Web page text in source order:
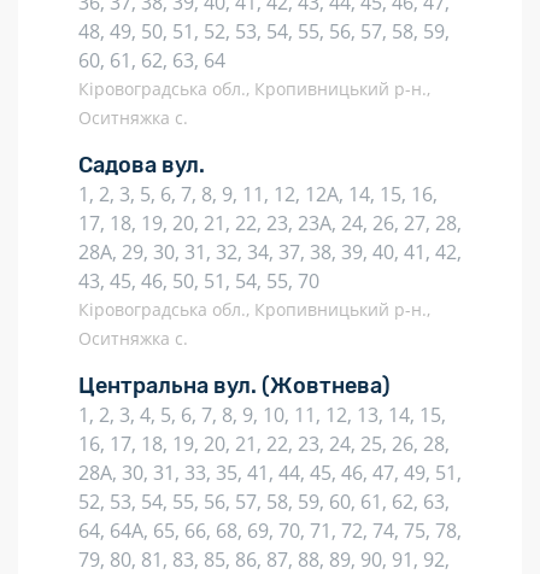
48, 49, 50, 51, 52, 53, 54, 55, 56, 57, 58, 59,
60, 61, 62, 63, 64
Кіровоградська обл., Кропивницький р-н.,
Оситняжка с.
Садова вул.
1, 2, 3, 5, 6, 7, 8, 9, 11, 12, 12А, 14, 15, 16,
17, 18, 19, 20, 21, 22, 23, 23А, 24, 26, 27, 28,
28А, 29, 30, 31, 32, 34, 37, 38, 39, 40, 41, 42,
43, 45, 46, 50, 51, 54, 55, 70
Кіровоградська обл., Кропивницький р-н.,
Оситняжка с.
Центральна вул. (Жовтнева)
1, 2, 3, 4, 5, 6, 7, 8, 9, 10, 11, 12, 13, 14, 15,
16, 17, 18, 19, 20, 21, 22, 23, 24, 25, 26, 28,
28А, 30, 31, 33, 35, 41, 44, 45, 46, 47, 49, 51,
52, 53, 54, 55, 56, 57, 58, 59, 60, 61, 62, 63,
64, 64А, 65, 66, 68, 69, 70, 71, 72, 74, 75, 78,
79, 80, 81, 83, 85, 86, 87, 88, 89, 90, 91, 92,